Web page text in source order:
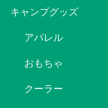
キャンプグッズ
アパレル
おもちゃ
クーラー